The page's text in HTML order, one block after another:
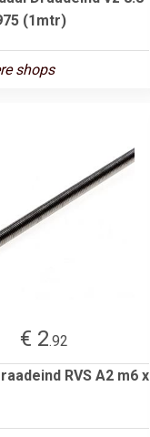
(1mtr)
shops
€ 2.92
RVS A2 m6 x